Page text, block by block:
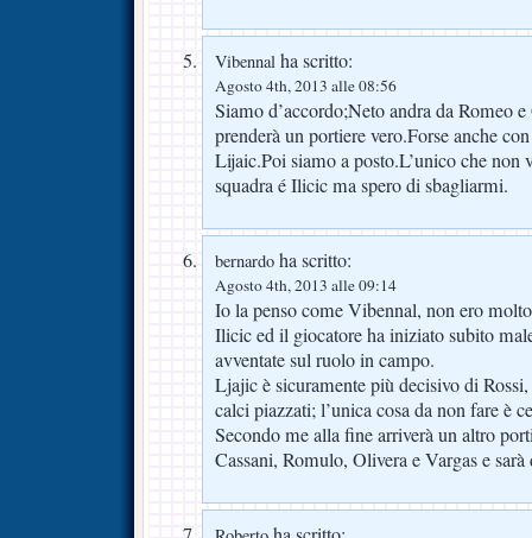
Vibennal ha scritto:
Agosto 4th, 2013 alle 08:56
Siamo d’accordo;Neto andra da Romeo
prenderà un portiere vero.Forse anche
Lijaic.Poi siamo a posto.L’unico che non
squadra é Ilicic ma spero di sbagliarmi.
bernardo ha scritto:
Agosto 4th, 2013 alle 09:14
Io la penso come Vibennal, non ero
Ilicic ed il giocatore ha iniziato subito
avventate sul ruolo in campo.
Ljajic è sicuramente più decisivo di
calci piazzati; l’unica cosa da non fare è
Secondo me alla fine arriverà un altro
Cassani, Romulo, Olivera e Vargas e